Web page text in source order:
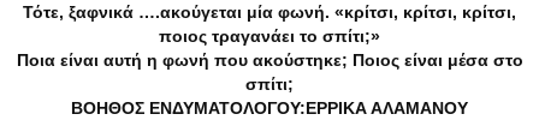
Τότε, ξαφνικά ….ακούγεται μία φωνή. «κρίτσι, κρίτσι, κρίτσι,
ποιος τραγανάει το σπίτι;»
Ποια είναι αυτή η φωνή που ακούστηκε; Ποιος είναι μέσα στο
σπίτι;
ΒΟΗΘΟΣ ΕΝΔΥΜΑΤΟΛΟΓΟΥ:ΕΡΡΙΚΑ ΑΛΑΜΑΝΟΥ